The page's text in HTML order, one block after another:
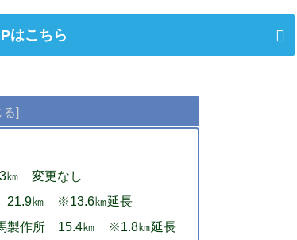
はこちら
㎞ 変更なし
21.9㎞ ※13.6㎞延長
製作所 15.4㎞ ※1.8㎞延長